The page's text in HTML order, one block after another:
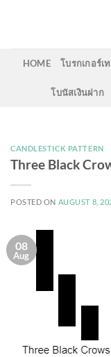
HOME โบรกเกอร์เ
โบนัสเงินฝาก
CANDLESTICK PATTERN
Three Black
POSTED ON AUGUST 8,
08
Aug